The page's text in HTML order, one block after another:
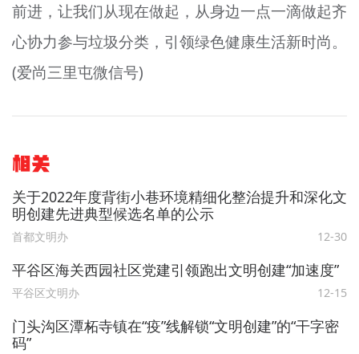
前进，让我们从现在做起，从身边一点一滴做起齐
心协力参与垃圾分类，引领绿色健康生活新时尚。
(爱尚三里屯微信号)
相关
关于2022年度背街小巷环境精细化整治提升和深化文
明创建先进典型候选名单的公示
首都文明办 12-30
平谷区海关西园社区党建引领跑出文明创建“加速度”
平谷区文明办 12-15
门头沟区潭柘寺镇在“疫”线解锁“文明创建”的“干字密
码”